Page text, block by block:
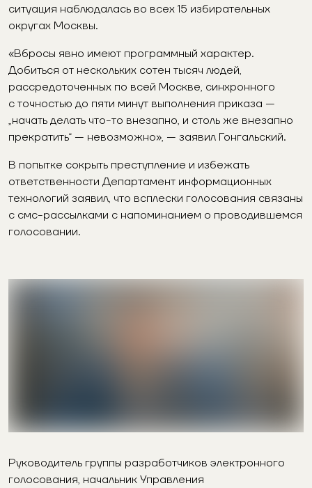
ситуация наблюдалась во всех 15 избирательных
округах Москвы.
«Вбросы явно имеют программный характер.
Добиться от нескольких сотен тысяч людей,
рассредоточенных по всей Москве, синхронного
с точностью до пяти минут выполнения приказа —
„начать делать что-то внезапно, и столь же внезапно
прекратить“ — невозможно», — заявил Гонгальский.
В попытке сокрыть преступление и избежать
ответственности Департамент информационных
технологий заявил, что всплески голосования связаны
с смс-рассылками с напоминанием о проводившемся
голосовании.
Руководитель группы разработчиков электронного
голосования, начальник Управления